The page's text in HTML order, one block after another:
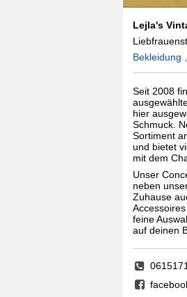
Lejla's
Bekleidung
Seit 2008
hier
Schmuck.
Sortiment
und bietet
mit dem
Unser
neben
Zuhause
feine
auf deinen